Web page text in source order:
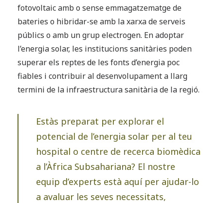
fotovoltaic amb o sense emmagatzematge de
bateries o hibridar-se amb la xarxa de serveis
públics o amb un grup electrogen. En adoptar
l’energia solar, les institucions sanitàries poden
superar els reptes de les fonts d’energia poc
fiables i contribuir al desenvolupament a llarg
termini de la infraestructura sanitària de la regió.
Estàs preparat per explorar el
potencial de l’energia solar per al teu
hospital o centre de recerca biomèdica
a l’Àfrica Subsahariana? El nostre
equip d’experts està aquí per ajudar-lo
a avaluar les seves necessitats,